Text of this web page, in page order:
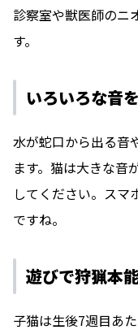
診察室や獣医師のニ
す。
いろいろな音
水が蛇口から出る音
ます。猫は大きな音
してください。スマ
ですね。
遊びで狩猟本
子猫は生後7週目あ